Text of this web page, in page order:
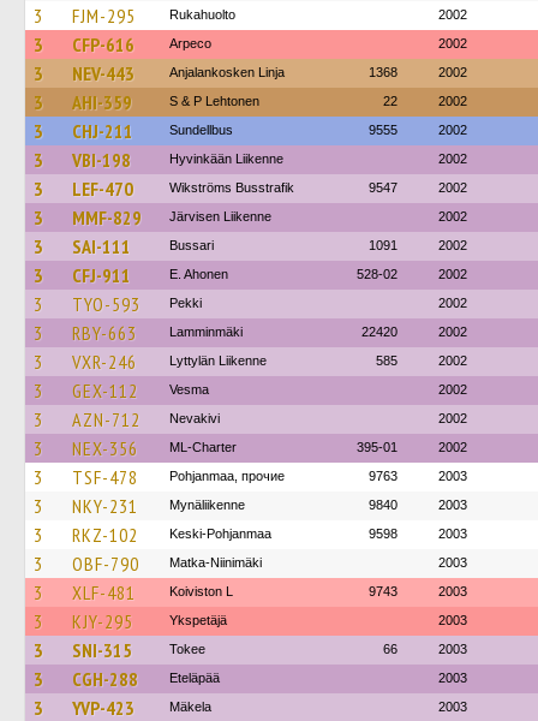
3 FJM-295 Rukahuolto 2002
3 CFP-616 Arpeco 2002
3 NEV-443 Anjalankosken Linja 1368 2002
3 AHI-359 S & P Lehtonen 22 2002
3 CHJ-211 Sundellbus 9555 2002
3 VBI-198 Hyvinkään Liikenne 2002
3 LEF-470 Wikströms Busstrafik 9547 2002
3 MMF-829 Järvisen Liikenne 2002
3 SAI-111 Bussari 1091 2002
3 CFJ-911 E. Ahonen 528-02 2002
3 TYO-593 Pekki 2002
3 RBY-663 Lamminmäki 22420 2002
3 VXR-246 Lyttylän Liikenne 585 2002
3 GEX-112 Vesma 2002
3 AZN-712 Nevakivi 2002
3 NEX-356 ML-Charter 395-01 2002
3 TSF-478 Pohjanmaa, прочие 9763 2003
3 NKY-231 Mynäliikenne 9840 2003
3 RKZ-102 Keski-Pohjanmaa 9598 2003
3 OBF-790 Matka-Niinimäki 2003
3 XLF-481 Koiviston L 9743 2003
3 KJY-295 Ykspetäjä 2003
3 SNI-315 Tokee 66 2003
3 CGH-288 Eteläpää 2003
3 YVP-423 Mäkela 2003